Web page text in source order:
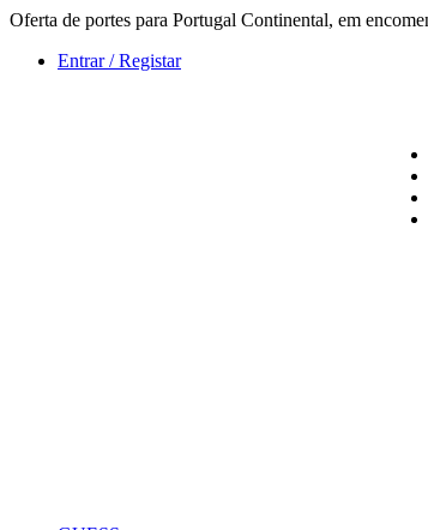
Oferta de portes para Portugal Continental, em
Entrar / Registar